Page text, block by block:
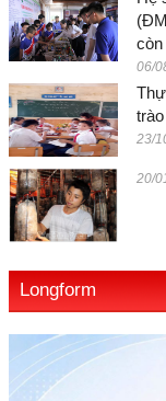
còn
06/
23/
20/
Longform